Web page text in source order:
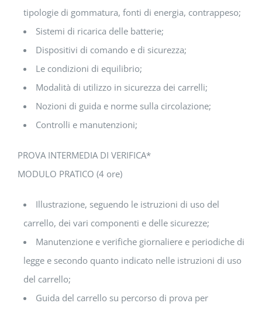
tipologie di gommatura, fonti di energia, contrappeso;
Sistemi di ricarica delle batterie;
Dispositivi di comando e di sicurezza;
Le condizioni di equilibrio;
Modalità di utilizzo in sicurezza dei carrelli;
Nozioni di guida e norme sulla circolazione;
Controlli e manutenzioni;
PROVA INTERMEDIA DI VERIFICA*
MODULO PRATICO (4 ore)
Illustrazione, seguendo le istruzioni di uso del
carrello, dei vari componenti e delle sicurezze;
Manutenzione e verifiche giornaliere e periodiche di
legge e secondo quanto indicato nelle istruzioni di uso
del carrello;
Guida del carrello su percorso di prova per